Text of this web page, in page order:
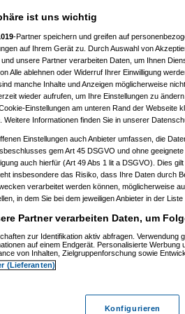
hab ihr bekommen..(q.e.d.
ihr bekommen..
hab ihr bekommen.. (bart99am 23.12.2008,
hab ihr bekommen..(playazam 23.12.2008,
hab ihr bekommen..(monster23am
hab ihr bekommen..(bart99am
ETWAS hab ihr bekommen..(monster23am
ihr bekommen..
female
am 23.12.2008,
ihr bekommen..
am
hab ihr bekommen..(playaz am 23.12.2008,
hab ihr bekommen.. (Ardjanam 23.12.2008,
hab ihr bekommen.. ( monster23
am
hab ihr bekommen..(User284 am 23.12.2008,
bekommen..(Diallam 23.12.2008, 09:01:20)
hab ihr bekommen..(ddrobescham
hab ihr bekommen..(q.e.d. am 23.12.2008,
hab ihr bekommen..(Games2Gameam
ETWAS hab ihr bekommen..( ddrobescham
hab ihr bekommen.. (q.e.d.am
ETWAS hab ihr bekommen..( q.e.d.am
ETWAS hab ihr bekommen..(
Welches ETWAS hab ihr bekommen..
hab ihr bekommen..
hab ihr bekommen..
hab ihr bekommen..
ist uns wichtig
-Partner speichern und greifen auf
auf Ihrem Gerät zu. Durch Auswahl von
und unsere Partner verarbeiten Daten, um Ihnen
Alle ablehnen oder Widerruf Ihrer Einwilligung
manche Inhalte und Anzeigen möglicherweise
wieder aufrufen, um Ihre Einstellungen zu
Einstellungen am unteren Rand der Webseite
Weitere Informationen finden Sie in unserer
Einstellungen auch Anbieter umfassen, die
gem Art 45 DSGVO und ohne
auch hierfür (Art 49 Abs 1 lit a DSGVO). Dies
insbesondere das Risiko, dass Ihre Daten durch
verarbeitet werden können, möglicherweise
in dem Sie bei dem jeweiligen Anbieter in der
Partner verarbeiten Daten, um
zur Identifikation aktiv abfragen. Verwendung
auf einem Endgerät. Personalisierte Werbung
von Inhalten, Zielgruppenforschung sowie
(Lieferanten)
Konfigurieren